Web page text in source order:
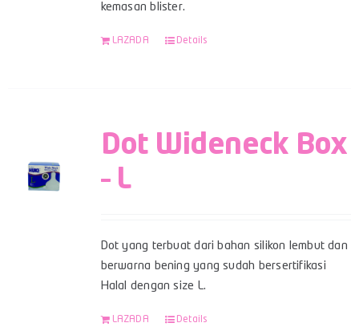
kemasan blister.
LAZADA Details
Dot Wideneck Box
– L
Dot yang terbuat dari bahan silikon lembut dan
berwarna bening yang sudah bersertifikasi
Halal dengan size L.
LAZADA Details